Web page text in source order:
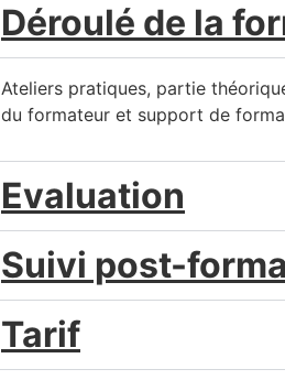
Déroulé de la
Ateliers pratiques, partie
du formateur et support de
Evaluation
Suivi post-
Tarif